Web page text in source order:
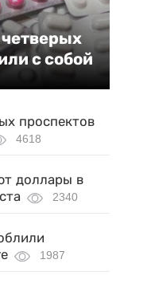
с собой
проспектов
4618
доллары в
2340
1987